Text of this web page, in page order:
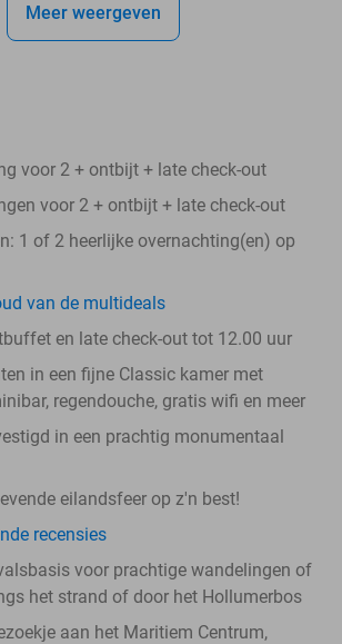
Meer weergeven
voor 2 + ontbijt + late check-out
voor 2 + ontbijt + late check-out
1 of 2 heerlijke overnachting(en) op
van de multideals
en late check-out tot 12.00 uur
in een fijne Classic kamer met
regendouche, gratis wifi en meer
in een prachtig monumentaal
eilandsfeer op z'n best!
recensies
voor prachtige wandelingen of
het strand of door het Hollumerbos
aan het Maritiem Centrum,